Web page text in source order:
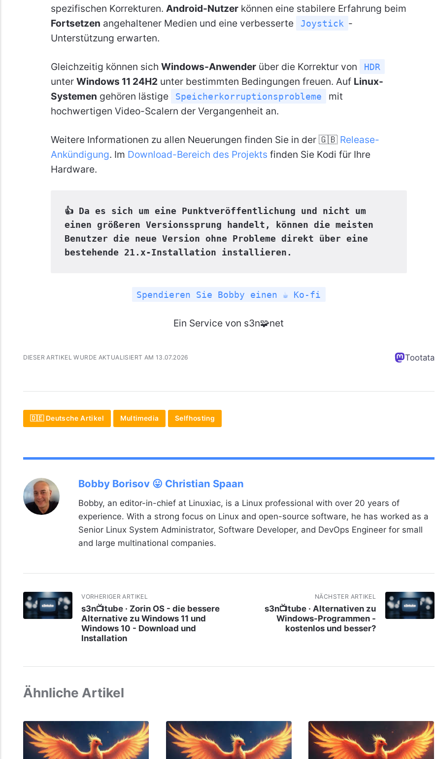
spezifischen Korrekturen. Android-Nutzerkönnen eine stabilere Erfahrung beim
Fortsetzen angehaltener Medien und eine verbesserte Joystick -
Unterstützung erwarten.
Gleichzeitig können sich Windows-Anwenderüber die Korrektur von HDR
unter Windows 11 24H2 unter bestimmten Bedingungen freuen. Auf Linux-
Systemen gehören lästige Speicherkorruptionsprobleme
mit
hochwertigen Video-Scalern der Vergangenheit an.
Weitere Informationen zu allen Neuerungen finden Sie in der 🇬🇧 Release-
Ankündigung. Im Download-Bereich des Projekts finden Sie Kodi für Ihre
Hardware.
👍 Da es sich um eine Punktveröffentlichung und nicht um
einen größeren Versionssprung handelt, können die meisten
Benutzer die neue Version ohne Probleme direkt über eine
bestehende 21.x-Installation installieren.
Spendieren Sie Bobby einen ☕ Ko-fi
Ein Service von s3n🧩net
DIESER ARTIKEL WURDE AKTUALISIERT AM 13.07.2026 Tootata
🇩🇪 Deutsche Artikel Multimedia Selfhosting
Bobby Borisov 😛 Christian Spaan
Bobby, an editor-in-chief at Linuxiac, is a Linux professional with over 20 years of
experience. With a strong focus on Linux and open-source software, he has worked as a
Senior Linux System Administrator, Software Developer, and DevOps Engineer for small
and large multinational companies.
VORHERIGER ARTIKEL
s3n📺tube · Zorin OS - die bessere
Alternative zu Windows 11 und
Windows 10 - Download und
Installation
NÄCHSTER ARTIKEL
s3n📺tube · Alternativen zu
Windows-Programmen -
kostenlos und besser?
Ähnliche Artikel